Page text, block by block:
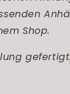
Shop.
gefertigt.